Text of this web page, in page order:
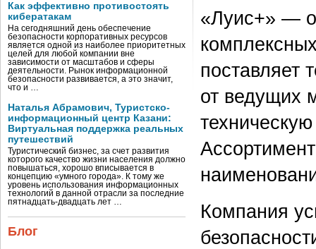
Как эффективно противостоять
кибератакам
На сегодняшний день обеспечение
безопасности корпоративных ресурсов
является одной из наиболее приоритетных
целей для любой компании вне
зависимости от масштабов и сферы
деятельности. Рынок информационной
безопасности развивается, а это значит,
что и …
Наталья Абрамович, Туристско-
информационный центр Казани:
Виртуальная поддержка реальных
путешествий
Туристический бизнес, за счет развития
которого качество жизни населения должно
повышаться, хорошо вписывается в
концепцию «умного города». К тому же
уровень использования информационных
технологий в данной отрасли за последние
пятнадцать-двадцать лет …
Блог
«Луис+» —
поставляет
от ведущих
Компания